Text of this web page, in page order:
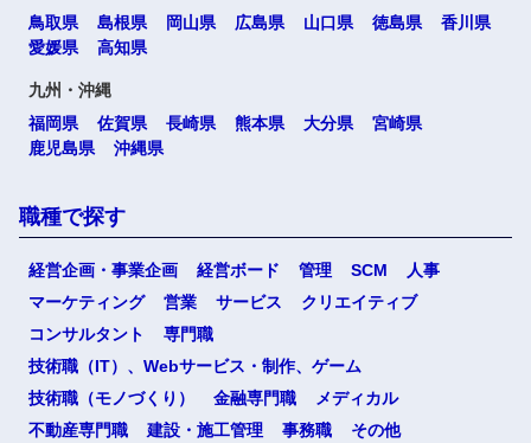
鳥取県
島根県 岡山県 広島県 山口県 徳島県
香川県
愛媛県
高知県
九州・沖縄
福岡県
佐賀県 長崎県 熊本県 大分県
宮崎県
鹿児島県
沖縄県
職種で探す
経営企画・事業企画 経営ボード 管理 SCM
人事
マーケティング
営業 サービス
クリエイティブ
コンサルタント
専門職
技術職（IT）、Webサービス・制作、ゲーム
技術職（モノづくり）
金融専門職
メディカル
不動産専門職
建設・施工管理 事務職 その他